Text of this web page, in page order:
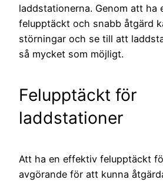
laddstationerna. Genom att ha
felupptäckt och snabb åtgärd
störningar och se till att
så mycket som möjligt.
Felupptäckt för
laddstationer
Att ha en effektiv felupptäckt
avgörande för att kunna